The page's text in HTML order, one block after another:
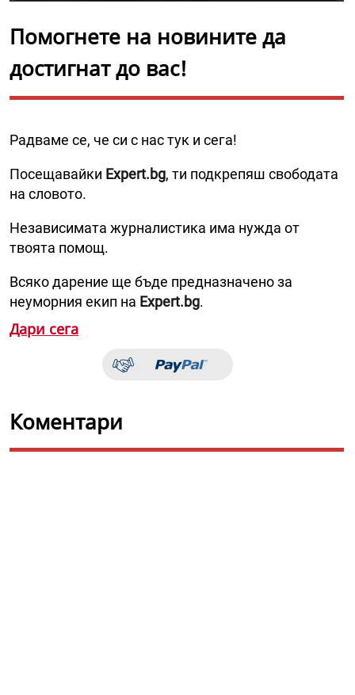
Помогнете на новините да
достигнат до вас!
Радваме се, че си с нас тук и сега!
Посещавайки Expert.bg, ти подкрепяш свободата
на словото.
Независимата журналистика има нужда от
твоята помощ.
Всяко дарение ще бъде предназначено за
неуморния екип на Expert.bg.
Дари сега
Коментари